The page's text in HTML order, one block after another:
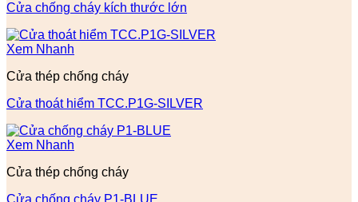
Cửa chống cháy kích thước lớn
Xem Nhanh
Cửa thép chống cháy
Cửa thoát hiểm TCC.P1G-SILVER
Xem Nhanh
Cửa thép chống cháy